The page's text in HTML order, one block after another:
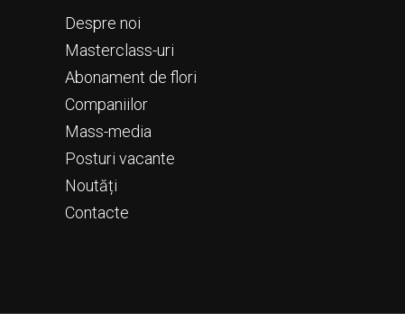
Despre noi
Маsterclass-uri
Abonament de flori
Companiilor
Mass-media
Posturi vacante
Noutăți
Contacte